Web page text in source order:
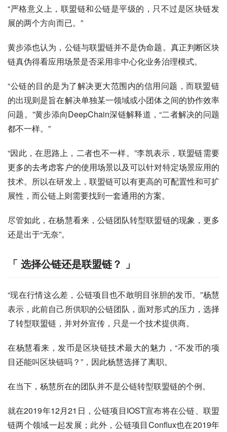
“严格意义上，联盟链和公链是平级的，只不过是区块链发
展的两个方向而已。”
黄步添也认为，公链与联盟链并不是伪命题。真正判断区块
链真伪得看应用场景是否采用非中心化业务治理模式。
“公链的目的是为了解决更大范围内的信用问题，而联盟链
的出现则是旨在解决单独某一领域或小团体之间的协作效率
问题。”黄步添向DeepChain深链解释道，“二者解决的问题
都不一样。”
“因此，在思路上，二者也不一样。”李凯表示，联盟链需要
更多的去考虑客户的使用场景以及可以针对特定场景应用的
技术。所以在研发上，联盟链可以有更高的可配置性和可扩
展性，而公链上则需要找到一套通用的方案。
尽管如此，在杨慧看来，公链团队转型联盟链的现象，更多
还是出于“无奈”。
「 选择公链还是联盟链？ 」
“现在行情这么差，公链项目也不敢明目张胆的发币。”杨慧
表示，此前自己所供职的公链团队，面对形式的压力，选择
了转型联盟链，并对外宣传，只是一个技术提供商。
在杨慧看来，发币是区块链技术最大的魅力，“不发币的项
目还能叫区块链吗？”，因此杨慧选择了离职。
在当下，杨慧所在的团队并不是公链转型联盟链的个例。
就在2019年12月21日，公链项目IOST宣布将在公链、联盟
链两个领域一起发展；此外，公链项目Conflux也在2019年